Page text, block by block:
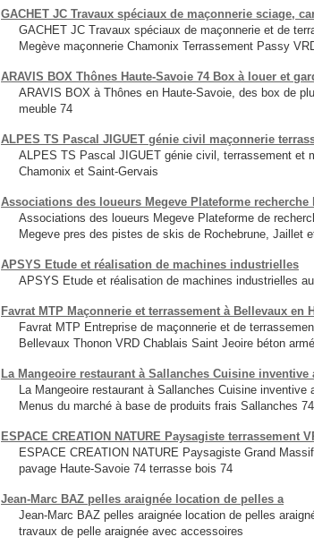
GACHET JC Travaux spéciaux de maçonnerie sciage,
GACHET JC Travaux spéciaux de maçonnerie et de
Megève maçonnerie Chamonix Terrassement Passy
ARAVIS BOX Thônes Haute-Savoie 74 Box à louer et
ARAVIS BOX à Thônes en Haute-Savoie, des box de
meuble 74
ALPES TS Pascal JIGUET génie civil maçonnerie
ALPES TS Pascal JIGUET génie civil, terrassement et
Chamonix et Saint-Gervais
Associations des loueurs Megeve Plateforme
Associations des loueurs Megeve Plateforme de
Megeve pres des pistes de skis de Rochebrune, Jaillet
APSYS Etude et réalisation de machines industrielles
APSYS Etude et réalisation de machines industrielles
Favrat MTP Maçonnerie et terrassement à Bellevaux en
Favrat MTP Entreprise de maçonnerie et de
Bellevaux Thonon VRD Chablais Saint Jeoire béton armé
La Mangeoire restaurant à Sallanches Cuisine
La Mangeoire restaurant à Sallanches Cuisine
Menus du marché à base de produits frais Sallanches
ESPACE CREATION NATURE Paysagiste terrassement
ESPACE CREATION NATURE Paysagiste Grand
pavage Haute-Savoie 74 terrasse bois 74
Jean-Marc BAZ pelles araignée location de pelles a
Jean-Marc BAZ pelles araignée location de pelles
travaux de pelle araignée avec accessoires